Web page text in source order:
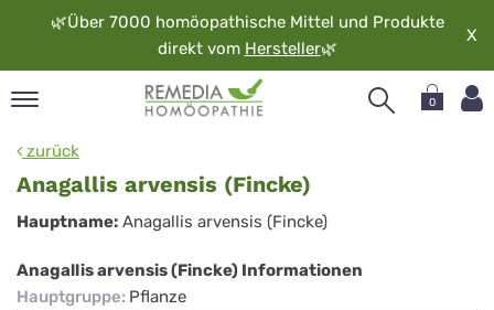
🌿Über 7000 homöopathische Mittel und Produkte
direkt vom Hersteller🌿
X
0
zurück
Anagallis arvensis (Fincke)
Anagallis
arvensis
(Fincke)
Hauptname: Anagallis arvensis (Fincke)
Anagallis arvensis (Fincke) Informationen
Hauptgruppe: Pflanze